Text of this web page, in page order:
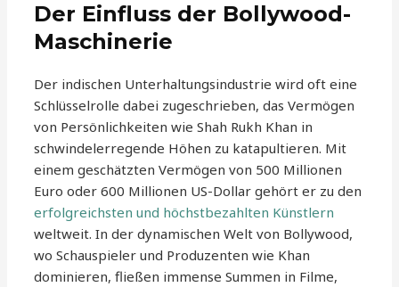
Der Einfluss der Bollywood-
Maschinerie
Der indischen Unterhaltungsindustrie wird oft eine
Schlüsselrolle dabei zugeschrieben, das Vermögen
von Persönlichkeiten wie Shah Rukh Khan in
schwindelerregende Höhen zu katapultieren. Mit
einem geschätzten Vermögen von 500 Millionen
Euro oder 600 Millionen US-Dollar gehört er zu den
erfolgreichsten und höchstbezahlten Künstlern
weltweit. In der dynamischen Welt von Bollywood,
wo Schauspieler und Produzenten wie Khan
dominieren, fließen immense Summen in Filme,